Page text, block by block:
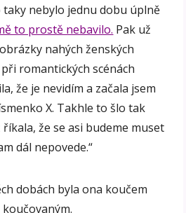
nebylo jednu dobu úplně
to prostě nebavilo. Pak už
nahých ženských
romantických scénách
že je nevidím a začala jsem
X. Takhle to šlo tak
že se asi budeme muset
dál nepovede.“
dobách byla ona koučem